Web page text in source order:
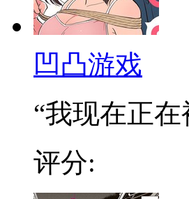
凹凸游戏
“我现在正
评分: